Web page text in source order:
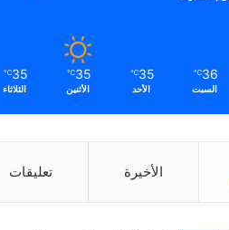
36
℃
السبت
35
℃
الأحد
35
℃
الأثنين
35
℃
الثلاثاء
الأخيرة تعليقات